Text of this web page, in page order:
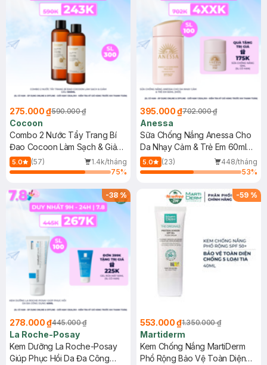
275.000 ₫590.000 ₫
Cocoon
Combo 2 Nước Tẩy Trang Bí
Đao Cocoon Làm Sạch & Giảm
Dầu 500ml
5.0 (57)
1.4k/tháng
75%
395.000 ₫702.000 ₫
Anessa
Sữa Chống Nắng Anessa Cho
Da Nhạy Cảm & Trẻ Em 60ml
(Mới)
5.0 (23)
448/tháng
53%
-38%
278.000 ₫445.000 ₫
La Roche-Posay
Kem Dưỡng La Roche-Posay
Giúp Phục Hồi Da Đa Công
-59 %
553.000 ₫1.350.000 ₫
Martiderm
Kem Chống Nắng MartiDerm
Phổ Rộng Bảo Vệ Toàn Diện